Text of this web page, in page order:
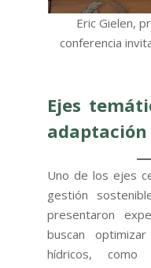
Eric Gielen,
conferencia
Ejes
Uno de los ejes
gestión
presentaron
buscan
hídricos,